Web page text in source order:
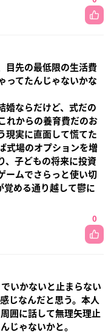
目先の最低限の生活費
ってたんじゃないかな
婚ならだけど、式だの
れからの養育費だのお
現実に直面して慌てた
式場のオプションを増
、子どもの将来に投資
ームでさらっと使い切
覚める通り越して鬱に
0
いかないと止まらない
じなんだと思う。本人
囲に話して無理矢理止
じゃないかと。